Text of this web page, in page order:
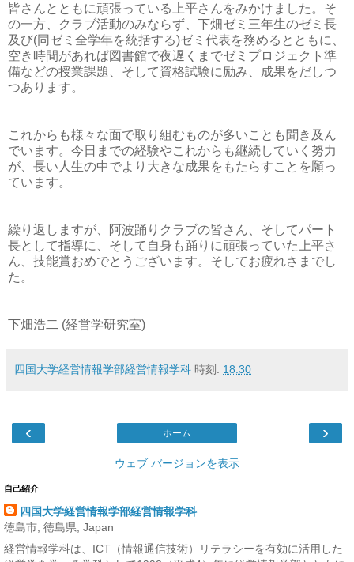
皆さんとともに頑張っている上平さんをみかけました。そ
の一方、クラブ活動のみならず、下畑ゼミ三年生のゼミ長
及び(同ゼミ全学年を統括する)ゼミ代表を務めるとともに、
空き時間があれば図書館で夜遅くまでゼミプロジェクト準
備などの授業課題、そして資格試験に励み、成果をだしつ
つあります。
これからも様々な面で取り組むものが多いことも聞き及ん
でいます。今日までの経験やこれからも継続していく努力
が、長い人生の中でより大きな成果をもたらすことを願っ
ています。
繰り返しますが、阿波踊りクラブの皆さん、そしてパート
長として指導に、そして自身も踊りに頑張っていた上平さ
ん、技能賞おめでとうございます。そしてお疲れさまでし
た。
下畑浩二 (経営学研究室)
四国大学経営情報学部経営情報学科 時刻: 18:30
‹ ›
ホーム
ウェブ バージョンを表示
自己紹介
四国大学経営情報学部経営情報学科
徳島市, 徳島県, Japan
経営情報学科は、ICT（情報通信技術）リテラシーを有効に活用した